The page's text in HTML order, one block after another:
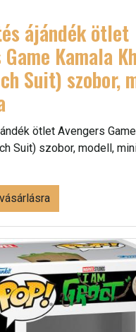
ájándék ötlet
Kamala
Suit) szobor,
ötlet Avengers
Suit) szobor, modell,